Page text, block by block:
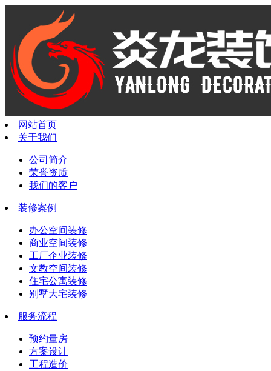
网站首页
关于我们
公司简介
荣誉资质
我们的客户
装修案例
办公空间装修
商业空间装修
工厂企业装修
文教空间装修
住宅公寓装修
别墅大宅装修
服务流程
预约量房
方案设计
工程造价